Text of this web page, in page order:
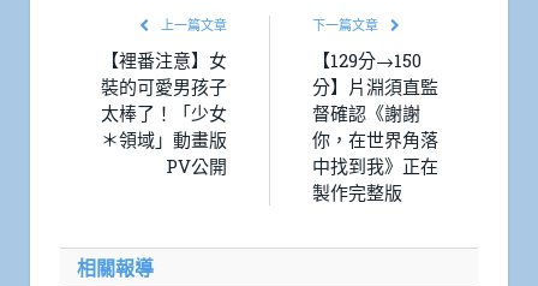
上一篇文章
【裡番注意】女
裝的可愛男孩子
太棒了！「少女
＊領域」動畫版
PV公開
下一篇文章
【129分→150
分】片淵須直監
督確認《謝謝
你，在世界角落
中找到我》正在
製作完整版
相關報導